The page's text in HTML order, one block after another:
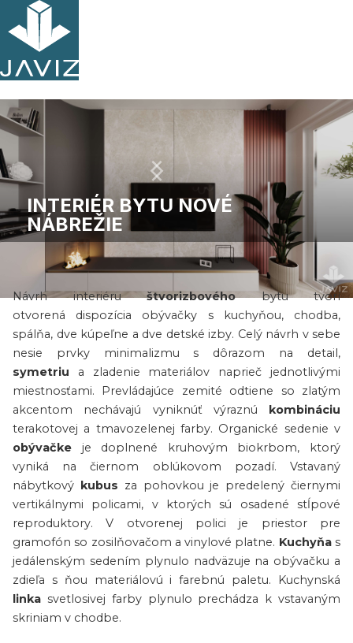
INTERIÉR BYTU NOVÉ
NÁBREŽIE
O projekte
Návrh interiéruštvorizbovéhobytu tvorí
otvorená dispozícia obývačky s kuchyňou, chodba,
spálňa, dve kúpeľne a dve detské izby. Celý návrh v sebe
nesie prvky minimalizmu s dôrazom na detail,
symetriu a zladenie materiálov naprieč jednotlivými
miestnosťami. Prevládajúce zemité odtiene so zlatým
akcentom nechávajú vyniknúť výraznú kombináciu
terakotovej a tmavozelenej farby. Organické sedenie v
obývačke je doplnené kruhovým biokrbom, ktorý
vyniká na čiernom oblúkovom pozadí. Vstavaný
nábytkový kubus za pohovkou je predelený čiernymi
vertikálnymi policami, v ktorých sú osadené stĺpové
reproduktory. V otvorenej polici je priestor pre
gramofón so zosilňovačom a vinylové platne. Kuchyňas
jedálenským sedením plynulo nadväzuje na obývačku a
zdieľa s ňou materiálovú i farebnú paletu. Kuchynská
linka svetlosivej farby plynulo prechádza k vstavaným
skriniam v chodbe.